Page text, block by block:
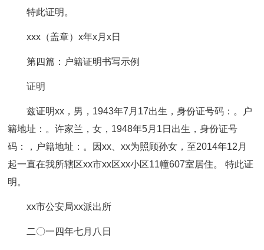
特此证明。
xxx（盖章）x年x月x日
第四篇：户籍证明书写示例
证明
兹证明xx，男，1943年7月17出生，身份证号码：。户
籍地址：。许家兰，女，1948年5月1日出生，身份证号
码：，户籍地址：。因xx、xx为照顾孙女，至2014年12月
起一直在我所辖区xx市xx区xx小区11幢607室居住。 特此证
明。
xx市公安局xx派出所
二〇一四年七月八日